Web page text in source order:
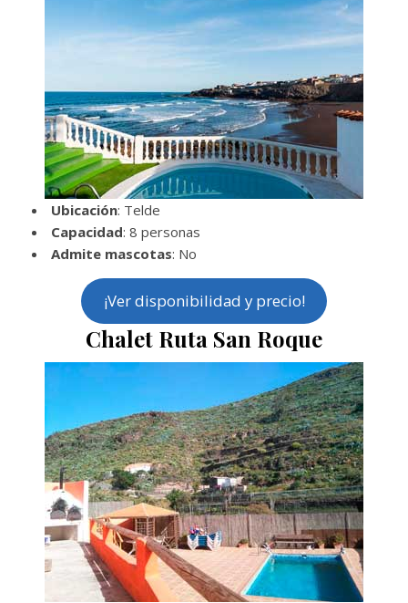
Ubicación: Telde
Capacidad: 8 personas
Admite mascotas: No
¡Ver disponibilidad y precio!
Chalet Ruta San Roque